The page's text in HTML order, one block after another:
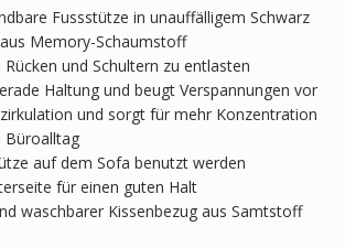
Fussstütze in unauffälligem Schwarz
Memory-Schaumstoff
und Schultern zu entlasten
Haltung und beugt Verspannungen vor
und sorgt für mehr Konzentration
Büroalltag
auf dem Sofa benutzt werden
für einen guten Halt
waschbarer Kissenbezug aus Samtstoff